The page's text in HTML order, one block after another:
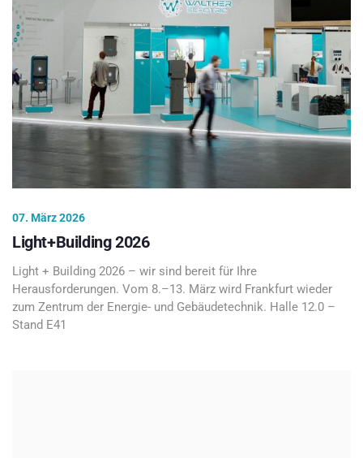
07. März 2026
Light+Building 2026
Light + Building 2026 – wir sind bereit für Ihre
Herausforderungen. Vom 8.–13. März wird Frankfurt wieder
zum Zentrum der Energie- und Gebäudetechnik. Halle 12.0 –
Stand E41